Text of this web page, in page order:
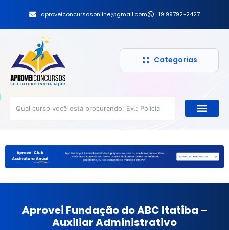
aproveiconcursosonline@gmail.com 19 99792-2427
Categorias
Aprovei Fundação do ABC Itatiba –
Auxiliar Administrativo